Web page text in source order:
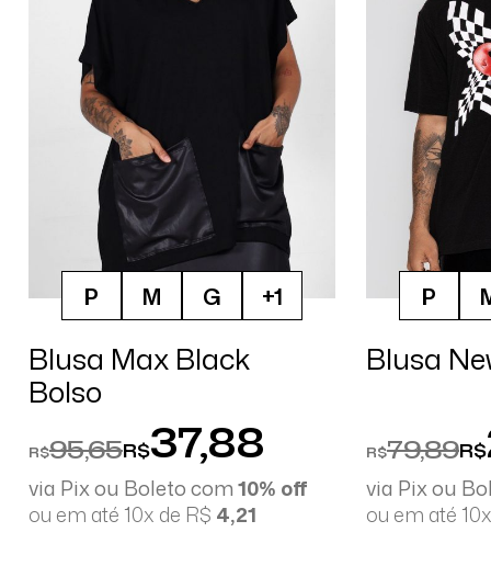
P M G +1
Blusa Max Black
Bolso
R$95,65R$37,88
via Pix ou Boleto com10% off
ou em até 10x de R$ 4,21
P
Blusa
R$79,89R$
via Pix ou
ou em até